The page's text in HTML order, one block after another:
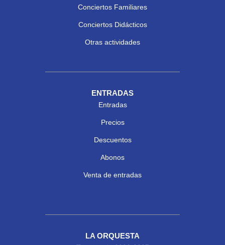
Conciertos Familiares
Conciertos Didácticos
Otras actividades
ENTRADAS
Entradas
Precios
Descuentos
Abonos
Venta de entradas
LA ORQUESTA